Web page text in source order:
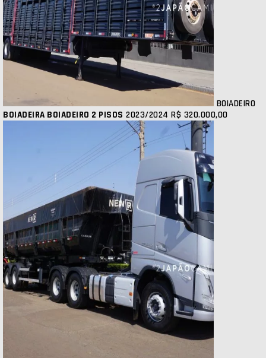
BOIADEIRO
BOIADEIRA BOIADEIRO 2 PISOS 2023/2024 R$ 320.000,00